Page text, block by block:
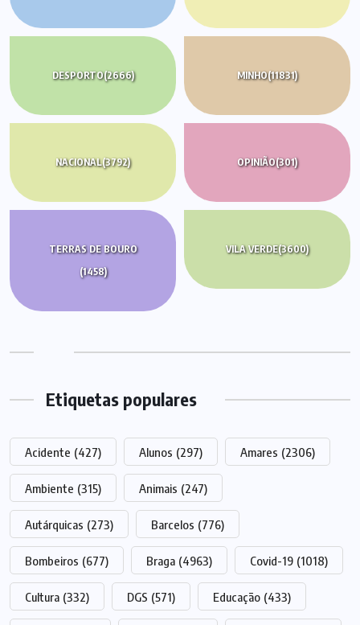
DESPORTO(2666) MINHO(11831)
NACIONAL(3792) OPINIÃO(301)
TERRAS DE BOURO
(1458)
VILA VERDE(3600)
Etiquetas populares
Acidente (427) Alunos (297) Amares (2306)
Ambiente (315) Animais (247)
Autárquicas (273) Barcelos (776)
Bombeiros (677) Braga (4963) Covid-19 (1018)
Cultura (332) DGS (571) Educação (433)